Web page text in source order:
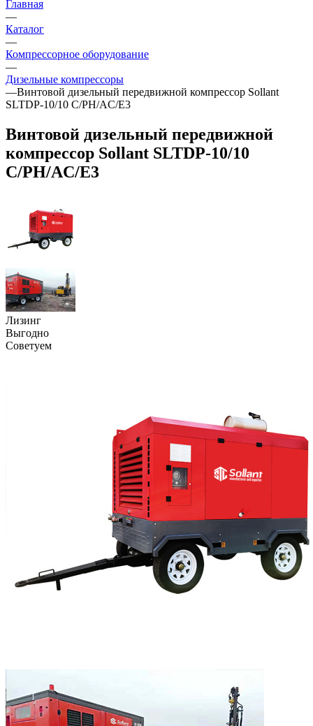
Главная
—
Каталог
—
Компрессорное оборудование
—
Дизельные компрессоры
—Винтовой дизельный передвижной компрессор Sollant
SLTDP-10/10 C/PH/AC/E3
Винтовой дизельный передвижной
компрессор Sollant SLTDP-10/10
C/PH/AC/E3
Лизинг
Выгодно
Советуем